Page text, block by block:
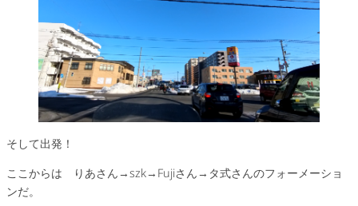
そして出発！
ここからは りあさん→szk→Fujiさん→タ式さんのフォーメーショ
ンだ。